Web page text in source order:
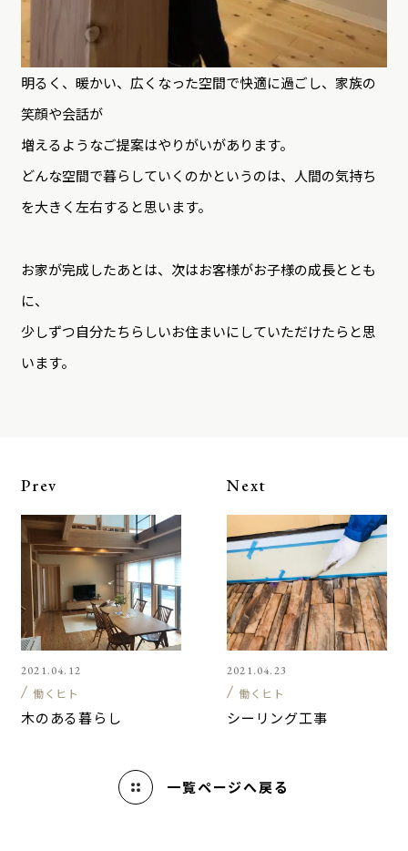
明るく、暖かい、広くなった空間で快適に過ごし、家族の
笑顔や会話が
増えるようなご提案はやりがいがあります。
どんな空間で暮らしていくのかというのは、人間の気持ち
を大きく左右すると思います。
お家が完成したあとは、次はお客様がお子様の成長ととも
に、
少しずつ自分たちらしいお住まいにしていただけたらと思
います。
Prev
2021.04.12
働くヒト
木のある暮らし
一覧ページへ戻る
Next
2021.04.23
働くヒト
シーリング工事